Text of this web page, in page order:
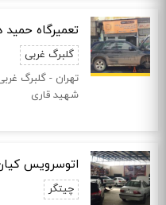
تعمیرگاه حمید
گلبرگ غربی
تهران - گلبرگ
شهید قاری
اتوسرویس
چیتگر